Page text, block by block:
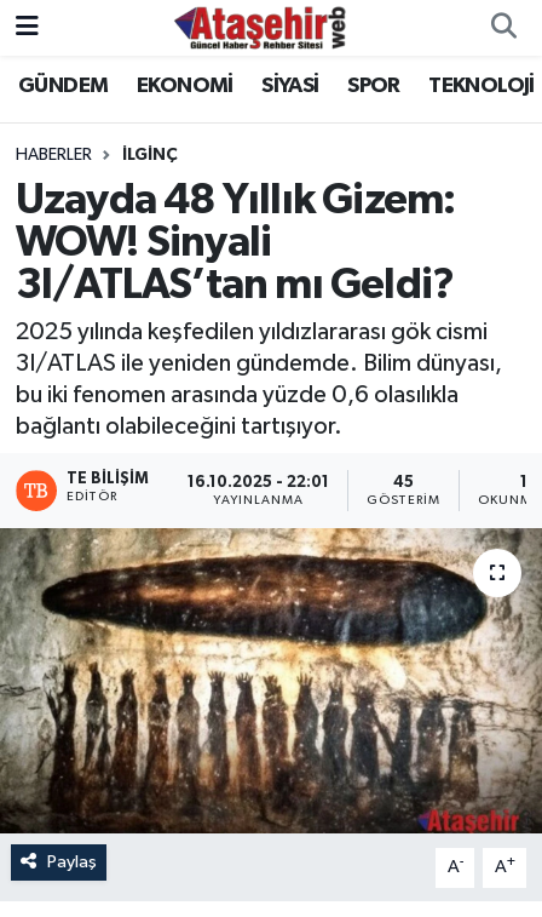
GÜNDEM EKONOMİ SİYASİ SPOR TEKNOLOJİ
HABERLER İLGİNÇ
Uzayda 48 Yıllık Gizem:
WOW! Sinyali
3I/ATLAS’tan mı Geldi?
2025 yılında keşfedilen yıldızlararası gök cismi
3I/ATLAS ile yeniden gündemde. Bilim dünyası,
bu iki fenomen arasında yüzde 0,6 olasılıkla
bağlantı olabileceğini tartışıyor.
TE BILIŞIM
EDITÖR
16.10.2025 - 22:01
YAYINLANMA
45
GÖSTERIM
1
Paylaş A- A+
Hava Durumu
Trafik Durumu
Süper Lig Puan Durumu ve Fikstür
Tüm Manşetler
Son Dakika Haberleri
Haber Arşivi